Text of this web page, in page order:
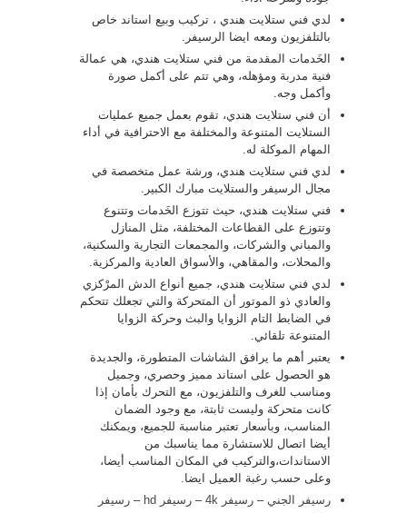
لدي فني ستلايت هندي ، تركيب وبيع استاند خاص
بالتلفزيون ومعه ايضا الرسيفر.
الخَدمات المقدمة من فني ستلايت هندي، هي عمالة
فنية مدربة ومؤهله، وهي تتم على أكمل صورة
وأكمل وجه.
أن فني ستلايت هندي، تقوم بعمل جميع عمليات
الستلايت المتنوعة والمختلفة مع الاحترافية في أداء
المهام الموكلة له.
لدي فني ستلايت هندي، ورشة عمل متخصصة في
مجال الرسيفر والستلايت مبارك الكبير.
فني ستلايت هندي، حيث تتوزع الخَدمات وتتنوع
وتتوزع على القطاعات المختلفة، مثل المنازل
والمباني والشركات، والمجمعات التجارية والسكنية،
والمحلات، والمقاهي، والأسواق العادية والمركزية.
لدي فني ستلايت هندي، جميع أنواع الدش المرْكزي
والعادي ذو الموتور أن المتحركة والتي تجعلك تتحكم
في الضابط التام الزوايا والبث وحركة الزوايا
المتنوعة تلقائي.
يعتبر أهم ما يرافق الشاشات المتطورة، والجديدة
هو الحصول على استاند مميز وحصري، وجميل
ومناسب للغرف والتلفزيون، مع التحرك بأمان إذا
كانت متحركة وليست ثابتة، مع وجود الضمان
المناسب، وبأسعار تعتبر مناسبة للجميع، ويمكنك
أيضا اتصال للاستشارة مما يناسبك من
الاستاندات،والتركيب في المكان المناسب أيضا،
وعلى حسب رغبة العميل ايضا.
رسيفر الجني – رسيفر 4k – رسيفر hd – رسيفر